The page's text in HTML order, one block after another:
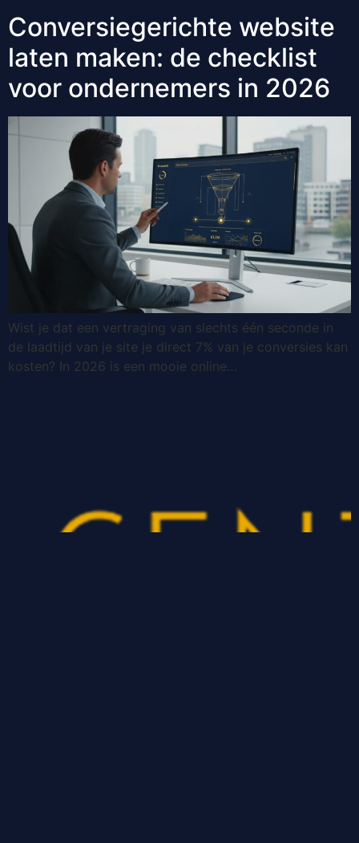
Conversiegerichte website
laten maken: de checklist
voor ondernemers in 2026
Wist je dat een vertraging van slechts één seconde in
de laadtijd van je site je direct 7% van je conversies kan
kosten? In 2026 is een mooie online…